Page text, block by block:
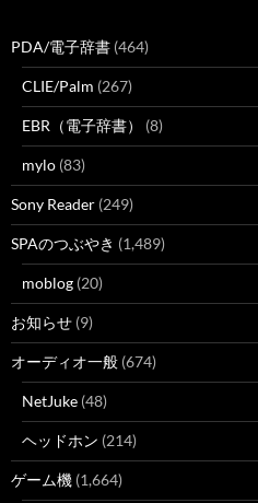
PDA/電子辞書 (464)
CLIE/Palm (267)
EBR（電子辞書） (8)
mylo (83)
Sony Reader (249)
SPAのつぶやき (1,489)
moblog (20)
お知らせ (9)
オーディオ一般 (674)
NetJuke (48)
ヘッドホン (214)
ゲーム機 (1,664)